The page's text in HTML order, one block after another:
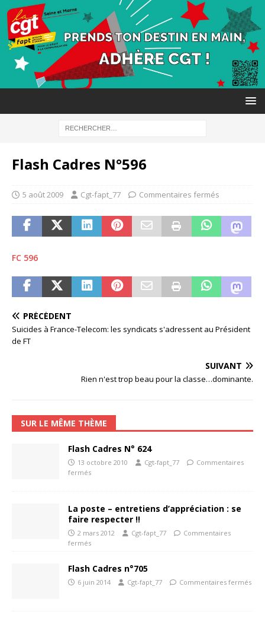
Flash Cadres N°596
5 août 2009 Cgt-fapt_77 Commentaires fermés
FC 596
PRÉCÉDENT
Suicides à France-Telecom: les syndicats s'adressent au Président
de FT
SUIVANT
Rien n'est trop beau pour la classe…dominante.
SUR LE MÊME THÈME
Flash Cadres N° 624
13 octobre 2010 Cgt-fapt_77
Commentaires
fermés
La poste – entretiens d’appréciation : se
faire respecter !!
2 mars 2012 Cgt-fapt_77
Commentaires
fermés
Flash Cadres n°705
6 juin 2014 Cgt-fapt_77 Commentaires fermés